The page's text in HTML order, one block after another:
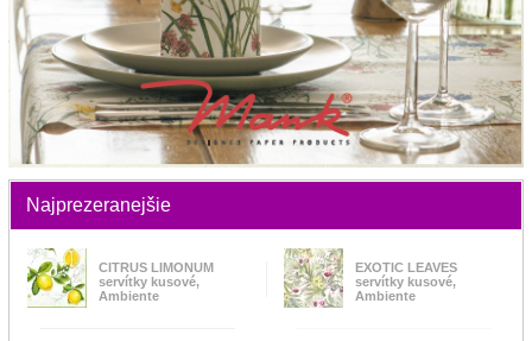
Najprezeranejšie
CITRUS LIMONUM
servítky kusové,
Ambiente
EXOTIC LEAVES
servítky kusové,
Ambiente